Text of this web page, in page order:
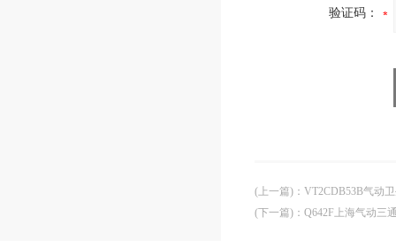
验证码：
(上一篇) ： VT2CDB53B气动
(下一篇) ： Q642F上海气动三